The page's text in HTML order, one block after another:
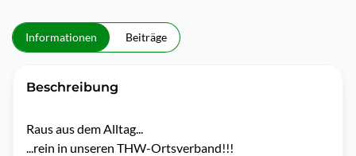
Informationen Beiträge
Beschreibung
Raus aus dem Alltag...
...rein in unseren THW-Ortsverband!!!